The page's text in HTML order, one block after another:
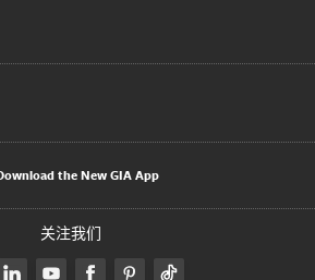
the New GIA App
关注我们